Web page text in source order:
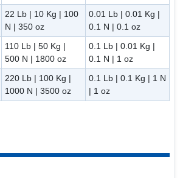
22 Lb | 10 Kg | 100
N | 350 oz
0.01 Lb | 0.01 Kg |
0.1 N | 0.1 oz
110 Lb | 50 Kg |
500 N | 1800 oz
0.1 Lb | 0.01 Kg |
0.1 N | 1 oz
220 Lb | 100 Kg |
1000 N | 3500 oz
0.1 Lb | 0.1 Kg | 1 N
| 1 oz